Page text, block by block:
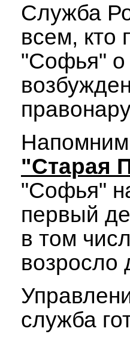
Служба
всем, кто
"Софья" о
"Старая
"Софья"
первый
в том
возросло
служба